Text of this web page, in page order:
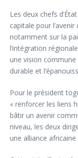
Les deux chefs
capitale pour
notamment sur la
l’intégration
une vision
durable et
Pour le président
« renforcer les liens
bâtir un avenir
niveau, les deux
une alliance